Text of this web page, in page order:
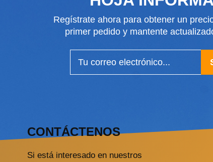
Regístrate ahora para obtener un
primer pedido y mantente
CONTÁCTENOS
Si está interesado en nuestros